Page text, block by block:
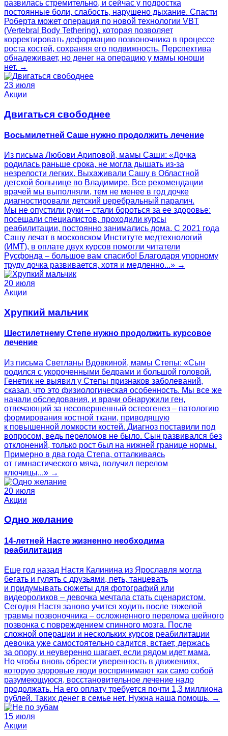
развилась стремительно, и сейчас у подростка
постоянные боли, слабость, нарушено дыхание. Спасти
Роберта может операция по новой технологии VBT
(Vertebral Body Tethering), которая позволяет
корректировать деформацию позвоночника в процессе
роста костей, сохраняя его подвижность. Перспектива
обнадеживает, но денег на операцию у мамы юноши
нет. →
23 июля
Акции
Двигаться свободнее
Восьмилетней Саше нужно продолжить лечение
Из письма Любови Ариповой, мамы Саши: «Дочка
родилась раньше срока, не могла дышать из-за
незрелости легких. Выхаживали Сашу в Областной
детской больнице во Владимире. Все рекомендации
врачей мы выполняли, тем не менее в год дочке
диагностировали детский церебральный паралич.
Мы не опустили руки – стали бороться за ее здоровье:
посещали специалистов, проходили курсы
реабилитации, постоянно занимались дома. С 2021 года
Сашу лечат в московском Институте медтехнологий
(ИМТ), в оплате двух курсов помогли читатели
Русфонда – большое вам спасибо! Благодаря упорному
труду дочка развивается, хотя и медленно...» →
20 июля
Акции
Хрупкий мальчик
Шестилетнему Степе нужно продолжить курсовое
лечение
Из письма Светланы Вдовкиной, мамы Степы: «Сын
родился с укороченными бедрами и большой головой.
Генетик не выявил у Степы признаков заболеваний,
сказал, что это физиологическая особенность. Мы все же
начали обследования, и врачи обнаружили ген,
отвечающий за несовершенный остеогенез – патологию
формирования костной ткани, приводящую
к повышенной ломкости костей. Диагноз поставили под
вопросом, ведь переломов не было. Сын развивался без
отклонений, только рост был на нижней границе нормы.
Примерно в два года Степа, отталкиваясь
от гимнастического мяча, получил перелом
ключицы...» →
20 июля
Акции
Одно желание
14-летней Насте жизненно необходима
реабилитация
Еще год назад Настя Калинина из Ярославля могла
бегать и гулять с друзьями, петь, танцевать
и придумывать сюжеты для фотографий или
видеороликов – девочка мечтала стать сценаристом.
Сегодня Настя заново учится ходить после тяжелой
травмы позвоночника – осложненного перелома шейного
позвонка с повреждением спинного мозга. После
сложной операции и нескольких курсов реабилитации
девочка уже самостоятельно садится, встает, держась
за опору, и неуверенно шагает, если рядом идет мама.
Но чтобы вновь обрести уверенность в движениях,
которую здоровые люди воспринимают как само собой
разумеющуюся, восстановительное лечение надо
продолжать. На его оплату требуется почти 1,3 миллиона
рублей. Таких денег в семье нет. Нужна наша помощь. →
15 июля
Акции